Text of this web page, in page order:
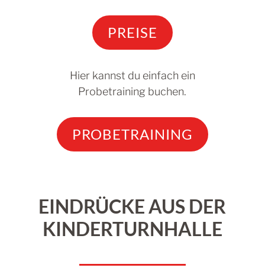
PREISE
Hier kannst du einfach ein
Probetraining buchen.
PROBETRAINING
EINDRÜCKE AUS DER
KINDERTURNHALLE